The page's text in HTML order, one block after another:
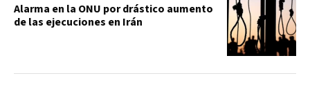
Alarma en la ONU por drástico aumento
de las ejecuciones en Irán